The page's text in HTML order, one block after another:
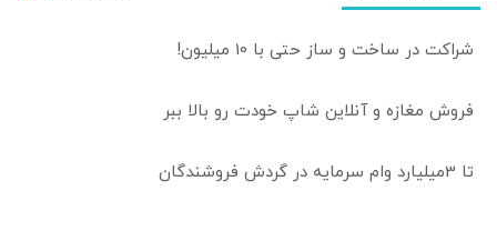
ایران و آمریکا شکل
شراکت در ساخت و ساز حتی با 10 میلیون!
فروش مغازه و آنلاین شاپ خودت رو بالا ببر
تا 3میلیارد وام سرمایه در گردش فروشندگان